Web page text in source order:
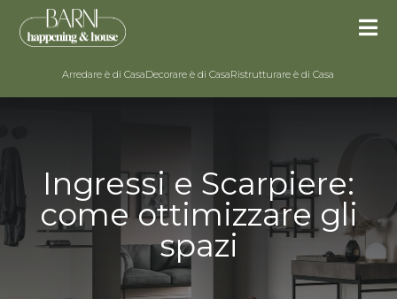

Arredare è di CasaDecorare è di CasaRistrutturare è di Casa
Ingressi e Scarpiere:
come ottimizzare gli
spazi